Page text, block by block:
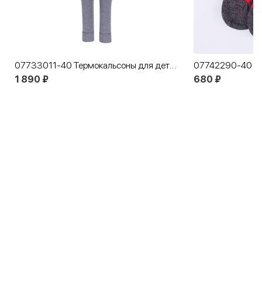
07733011-40 Термокальсоны для детей и подростков КОТОФЕЙ Комфорт серый
1 890 ₽
680 ₽